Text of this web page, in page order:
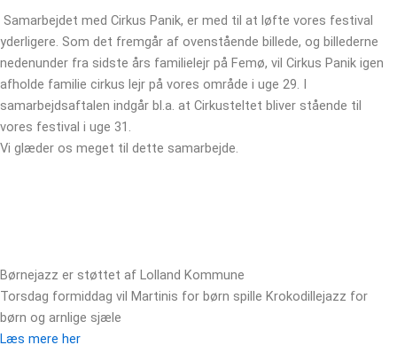
Samarbejdet med Cirkus Panik, er med til at løfte vores festival
yderligere. Som det fremgår af ovenstående billede, og billederne
nedenunder fra sidste års familielejr på Femø, vil Cirkus Panik igen
afholde familie cirkus lejr på vores område i uge 29. I
samarbejdsaftalen indgår bl.a. at Cirkusteltet bliver stående til
vores festival i uge 31.
Vi glæder os meget til dette samarbejde.
Børnejazz er støttet af Lolland Kommune
Torsdag formiddag vil Martinis for børn spille Krokodillejazz for
børn og arnlige sjæle
Læs mere her